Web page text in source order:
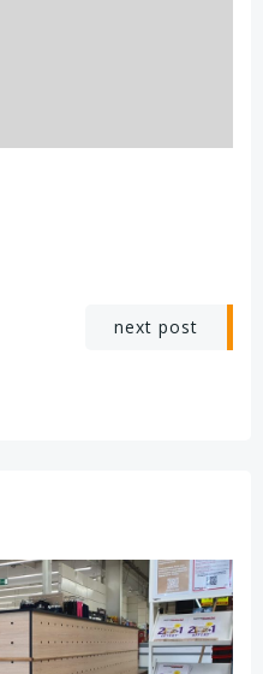
next post